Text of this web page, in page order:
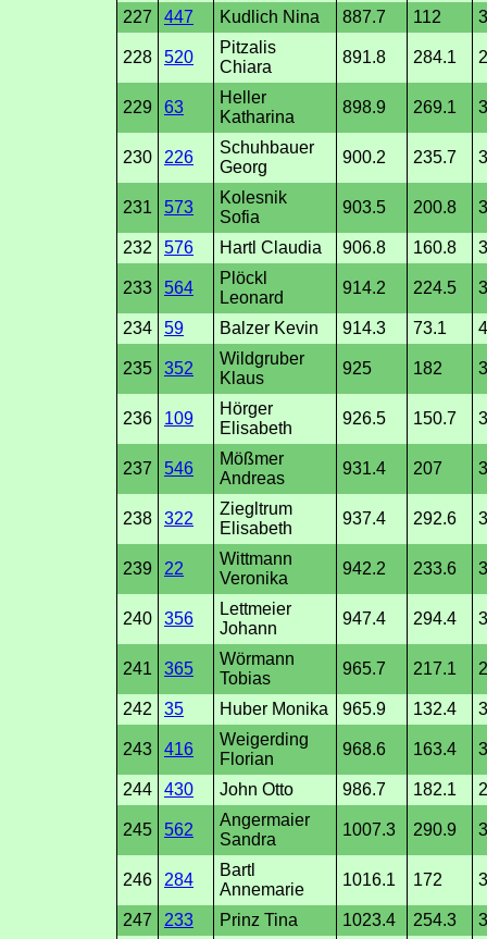
227
447 Kudlich Nina 887.7 112
228 520
Pitzalis
Chiara
891.8 284.1
229 63
Heller
Katharina
898.9 269.1
230 226
Schuhbauer
Georg
900.2 235.7
231 573
Kolesnik
Sofia
903.5 200.8
232 576 Hartl Claudia 906.8 160.8
233 564
Plöckl
Leonard
914.2 224.5
234 59 Balzer Kevin 914.3 73.1
235 352
Wildgruber
Klaus
925 182
236 109
Hörger
Elisabeth
926.5 150.7
237 546
Mößmer
Andreas
931.4 207
238 322
Ziegltrum
Elisabeth
937.4 292.6
239 22
Wittmann
Veronika
942.2 233.6
240 356
Lettmeier
Johann
947.4 294.4
241 365
Wörmann
Tobias
965.7 217.1
242 35 Huber Monika 965.9 132.4
243 416
Weigerding
Florian
968.6 163.4
244 430 John Otto 986.7 182.1
245 562
Angermaier
Sandra
1007.3 290.9
246 284
Bartl
Annemarie
1016.1 172
247 233 Prinz Tina 1023.4 254.3